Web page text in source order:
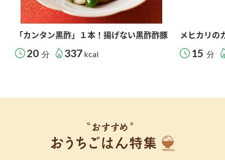
「カンタン黒酢」１本！揚げない黒酢酢豚
20 分 337 kcal
メヒカリの
15 分